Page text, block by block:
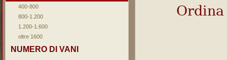
400-800
800-1.200
1.200-1.600
oltre 1600
NUMERO DI VANI